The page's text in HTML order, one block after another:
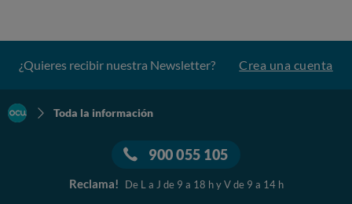
¿Quieres recibir nuestra Newsletter? Crea una cuenta
Toda la información
900 055 105
Reclama! De L a J de 9 a 18 h y V de 9 a 14 h